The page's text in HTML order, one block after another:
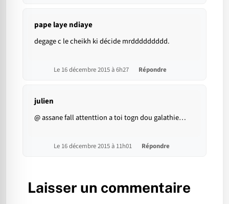
pape laye ndiaye
degage c le cheikh ki décide mrddddddddd.
Le 16 décembre 2015 à 6h27 Répondre
julien
@ assane fall attenttion a toi togn dou galathie…
Le 16 décembre 2015 à 11h01 Répondre
Laisser un commentaire